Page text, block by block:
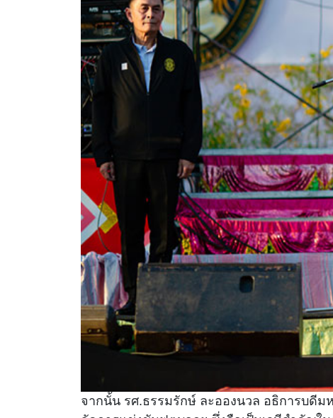
จากนั้น รศ.ธรรมรักษ์ ละอองนวล อธิการบดี